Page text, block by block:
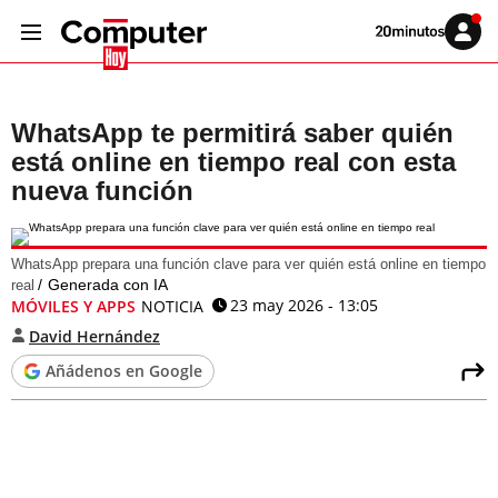
Volver
Iniciar
sesión
WhatsApp te permitirá saber quién
está online en tiempo real con esta
nueva función
WhatsApp prepara una función clave para ver quién está online en tiempo
real
Generada con IA
MÓVILES Y APPS NOTICIA
23 may 2026 - 13:05
David Hernández
Añádenos en Google